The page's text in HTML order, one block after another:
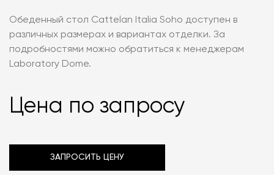
Обеденный стол Cattelan Italia Soho доступен в
различных размерах и вариантах отделки. За
подробностями можно обратиться к менеджерам
Laboratory Dome.
Цена по запросу
ЗАПРОСИТЬ ЦЕНУ